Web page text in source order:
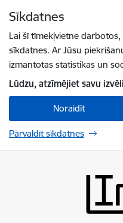
Sīkdatnes
Lai šī tīmekļvietne
sīkdatnes. Ar Jūsu
izmantotas statistikas un
Lūdzu, atzīmējiet savu
Noraidīt
Pārvaldīt sīkdatnes